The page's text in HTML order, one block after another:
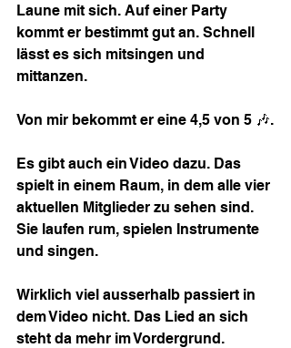
Laune mit sich. Auf einer Party
kommt er bestimmt gut an. Schnell
lässt es sich mitsingen und
mittanzen.
Von mir bekommt er eine 4,5 von 5 🎶.
Es gibt auch ein Video dazu. Das
spielt in einem Raum, in dem alle vier
aktuellen Mitglieder zu sehen sind.
Sie laufen rum, spielen Instrumente
und singen.
Wirklich viel ausserhalb passiert in
dem Video nicht. Das Lied an sich
steht da mehr im Vordergrund.